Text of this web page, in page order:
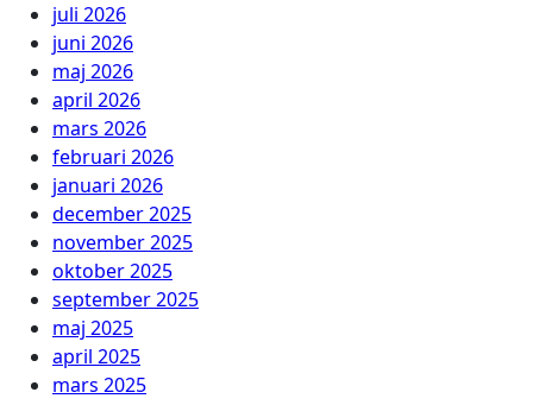
juli 2026
juni 2026
maj 2026
april 2026
mars 2026
februari 2026
januari 2026
december 2025
november 2025
oktober 2025
september 2025
maj 2025
april 2025
mars 2025